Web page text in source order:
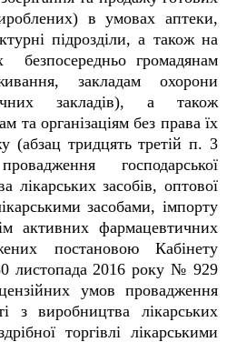
в умовах аптеки,
підрозділи, а також на
безпосередньо громадянам
закладам охорони
закладів), а також
та організаціям без права їх
(абзац тридцять третій п. 3
господарської
лікарських засобів, оптової
засобами, імпорту
активних фармацевтичних
постановою Кабінету
листопада 2016 року № 929
умов провадження
з виробництва лікарських
торгівлі лікарськими